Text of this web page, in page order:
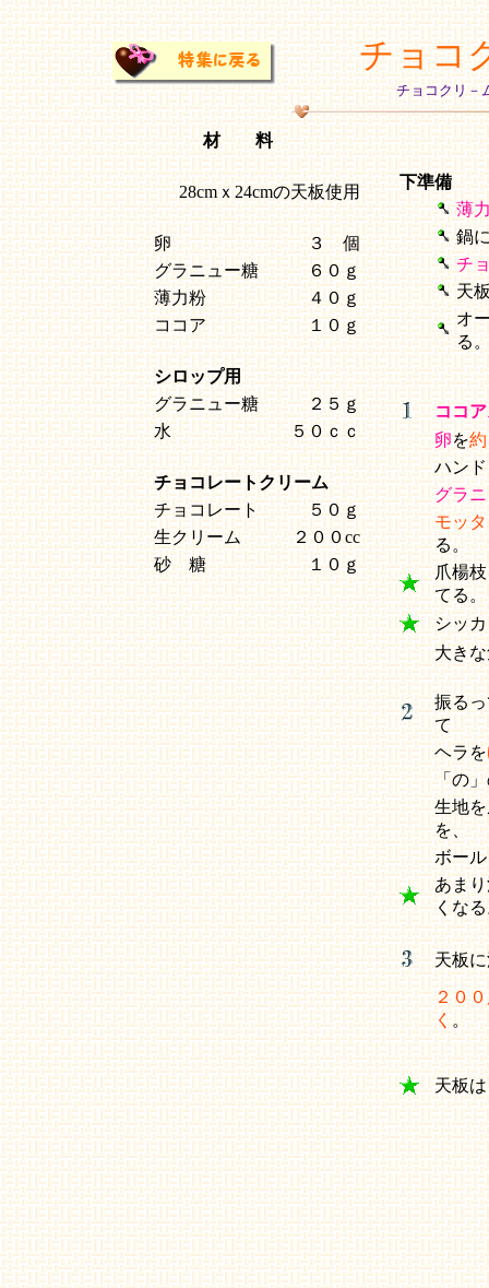
チョコ
チョコクリ－
材 料
28cmｘ24cmの天板使用
卵
３ 個
グラニュー糖
６０ｇ
薄力粉
４０ｇ
ココア
１０ｇ
シロップ用
グラニュー糖
２５ｇ
水
５０ｃｃ
チョコレートクリーム
チョコレート
５０ｇ
生クリーム
２００cc
砂 糖
１０ｇ
下準備
薄
鍋
チ
天
オ
る
ココ
卵を
ハン
グラ
モッ
る。
爪楊
てる。
シッ
大き
振る
て
ヘラを
「の
生地
を、
ボー
あま
くな
天板
２０
く。
天板は